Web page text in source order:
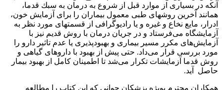
آنكه در بسيارى از موارد قبل از شروع به درمان به سبك قدما،
همانند آخرين روشهاى طبى معمول بيماران را براى آزمايش خون،
ادرار، مايع نخاع و غيره و يا راديوگرافى از قسمتهاى مورد نظر به
آزمايشگاه مى‌فرستاد و در جريان درمان با روش قديم نيز با
آزمايش‌هاى مكرر مسير بيمارى و بهبودپذيرى يا عدم تاثير دارو را
مورد بررسى قرار مى‌داد. حتى پيش از بهبود با داروهاى گياهى و
روش قدما آزمايشات تكرار مى‌شد تا اطمينان كامل از بهبود بيمار
حاصل آيد.
همكاران محترم بويژه پزشكان جوانى كه اين كتاب را مطالعه